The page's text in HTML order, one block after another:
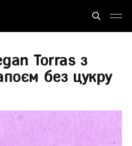
Torras з
без цукру